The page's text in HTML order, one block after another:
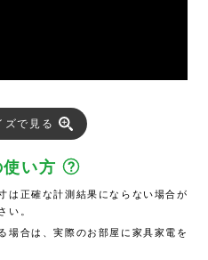
ズで見る
い方
は正確な計測結果にならない場合が
い。
合は、実際のお部屋に家具家電を